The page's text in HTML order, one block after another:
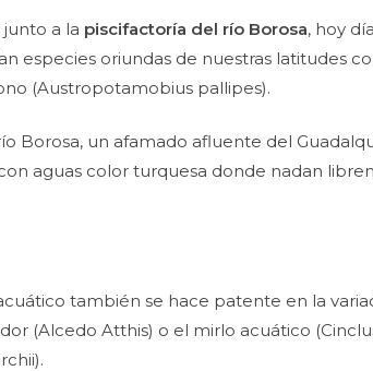
a la piscifactoría del río Borosa, hoy
especies oriundas de nuestras latitudes
(Austropotamobius pallipes).
Borosa, un afamado afluente del
aguas color turquesa donde nadan
también se hace patente en la
(Alcedo Atthis) o el mirlo acuático